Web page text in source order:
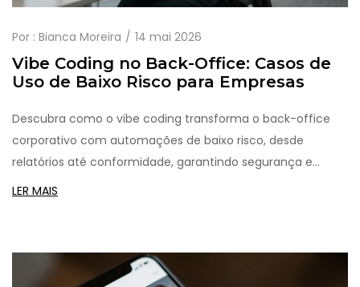
Por : Bianca Moreira 14 mai 2026
Vibe Coding no Back-Office: Casos de
Uso de Baixo Risco para Empresas
Descubra como o vibe coding transforma o back-office
corporativo com automações de baixo risco, desde
relatórios até conformidade, garantindo segurança e
eficiência operacional.
LER MAIS